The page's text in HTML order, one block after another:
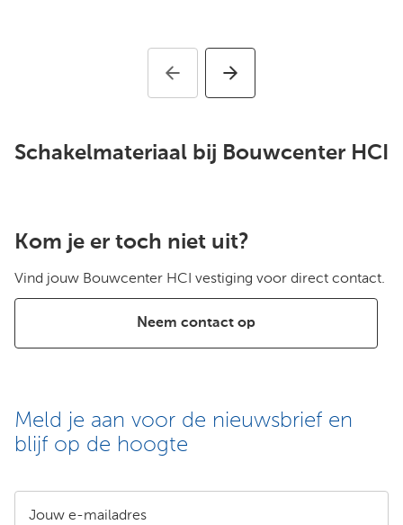
Schakelmateriaal bij Bouwcenter HCI
Kom je er toch niet uit?
Vind jouw Bouwcenter HCI vestiging voor direct contact.
Neem contact op
Meld je aan voor de nieuwsbrief en
blijf op de hoogte
Jouw e-mailadres